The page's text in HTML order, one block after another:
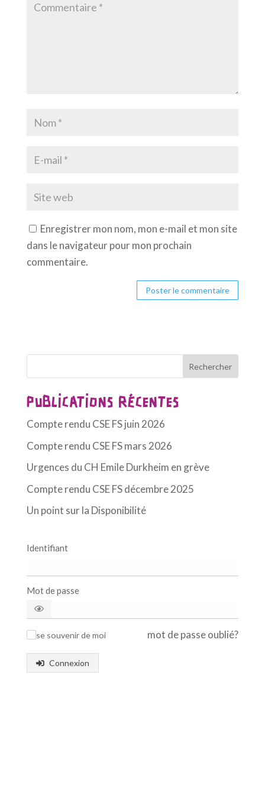
Enregistrer mon nom, mon e-mail et mon site
dans le navigateur pour mon prochain
commentaire.
e
r
a
t
i
e
:
Rechercher
PUBLICATIONS RÉCENTES
Compte rendu CSE FS juin 2026
Compte rendu CSE FS mars 2026
Urgences du CH Emile Durkheim en grève
Compte rendu CSE FS décembre 2025
Un point sur la Disponibilité
Identifiant
Mot de passe
se souvenir de moi mot de passe oublié?
Connexion